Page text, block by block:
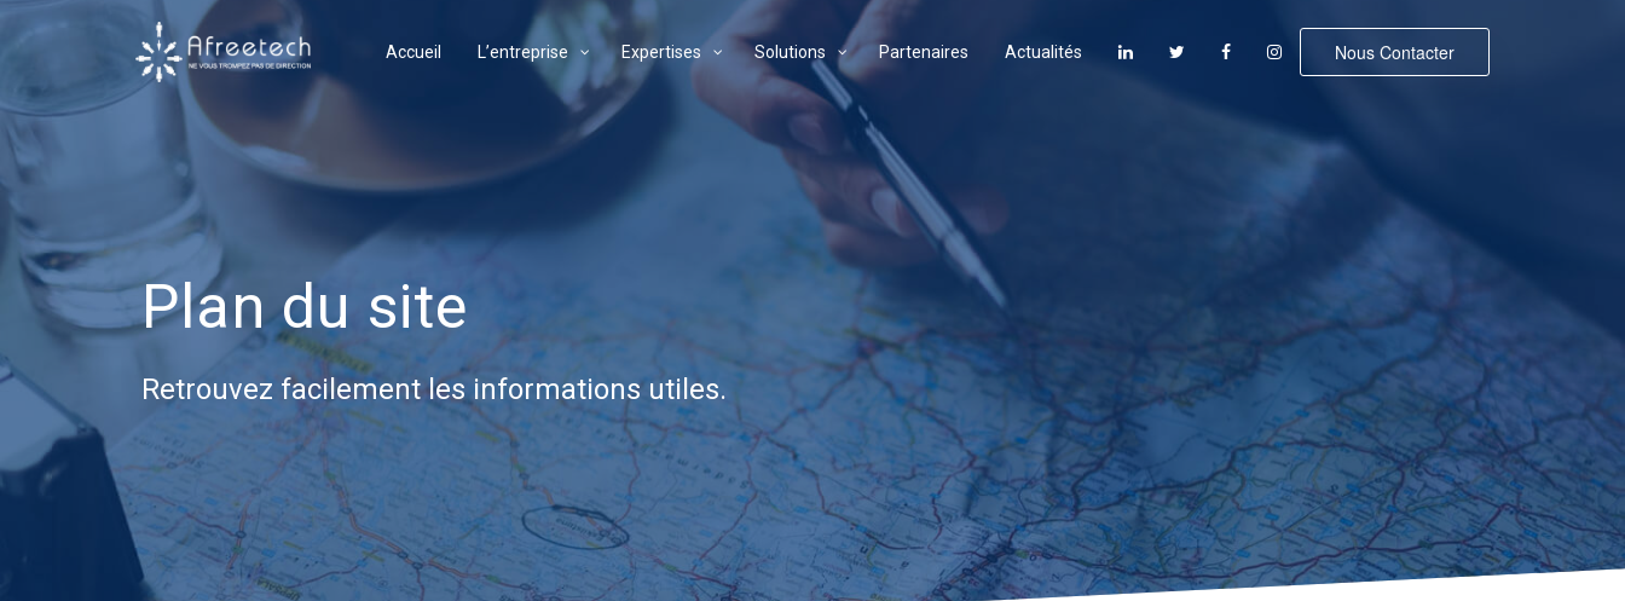
Accueil L’entreprise Expertises Solutions Partenaires Actualités Nous Contacter
Plan du site
Retrouvez facilement les informations utiles.